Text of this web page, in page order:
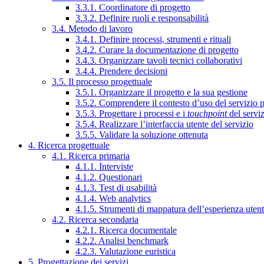
3.3.1. Coordinatore di progetto
3.3.2. Definire ruoli e responsabilità
3.4. Metodo di lavoro
3.4.1. Definire processi, strumenti e rituali
3.4.2. Curare la documentazione di progetto
3.4.3. Organizzare tavoli tecnici collaborativi
3.4.4. Prendere decisioni
3.5. Il processo progettuale
3.5.1. Organizzare il progetto e la sua gestione
3.5.2. Comprendere il contesto d’uso del servizio
3.5.3. Progettare i processi e i touchpointdel
3.5.4. Realizzare l’interfaccia utente del servizio
3.5.5. Validare la soluzione ottenuta
4. Ricerca progettuale
4.1. Ricerca primaria
4.1.1. Interviste
4.1.2. Questionari
4.1.3. Test di usabilità
4.1.4. Web analytics
4.1.5. Strumenti di mappatura dell’esperienza
4.2. Ricerca secondaria
4.2.1. Ricerca documentale
4.2.2. Analisi benchmark
4.2.3. Valutazione euristica
5. Progettazione dei servizi